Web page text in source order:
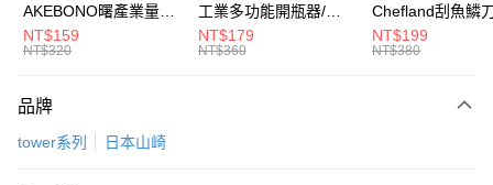
全盈+PAY
大哥付你分期
【大哥付你分期使用說明】
1.本服務由台灣大哥大提供，台灣大哥大用戶可立即使用無須另外申請。
2.付款方式選擇「大哥付你分期」，訂單成立後會自動跳轉到大哥付的交易
AKEBONO曙產業量米
杯漏斗組(白)/量米杯/
米桶/量米用具/任二件8
NT$159
NT$320
工業多功能開瓶器/開
瓶器/餐廚用品/料理道
具/任二件8折
NT$179
NT$360
Chefland刮魚鱗
魚鱗器/廚房用品/
道具/任二件8折
NT$199
NT$380
品牌
tower系列 日本山崎